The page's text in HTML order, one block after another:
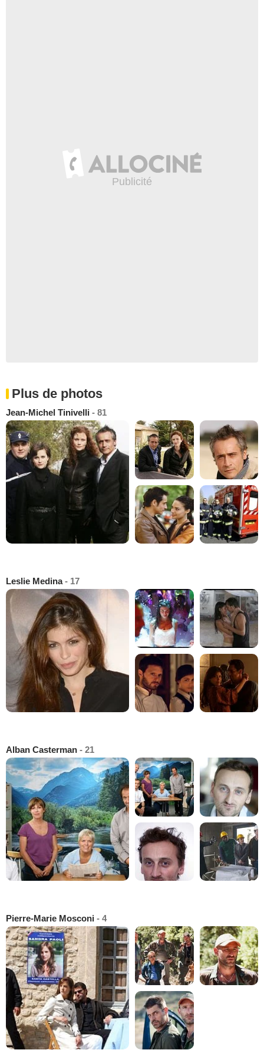
Plus de photos
Jean-Michel Tinivelli - 81
Leslie Medina- 17
Alban Casterman - 21
Pierre-Marie Mosconi - 4